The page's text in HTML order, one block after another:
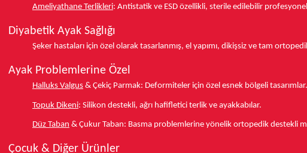
Ameliyathane Terlikleri: Antistatik ve ESD özellikli, sterile edilebilir
Diyabetik Ayak Sağlığı
Şeker hastaları için özel olarak tasarlanmış, el yapımı, dikişsiz ve tam
Ayak Problemlerine Özel
Halluks Valgus & Çekiç Parmak: Deformiteler için özel esnek bölgeli tasarımlar.
Topuk Dikeni: Silikon destekli, ağrı hafifletici terlik ve ayakkabılar.
Düz Taban & Çukur Taban: Basma problemlerine yönelik ortopedik destekli
Çocuk & Diğer Ürünler